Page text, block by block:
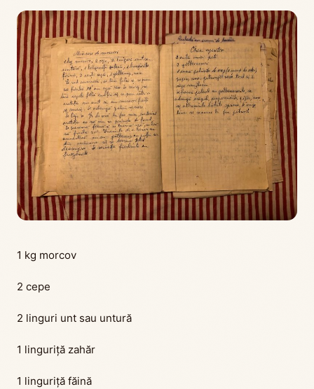
1 kg morcov
2 cepe
2 linguri unt sau untură
1 linguriță zahăr
1 linguriță făină